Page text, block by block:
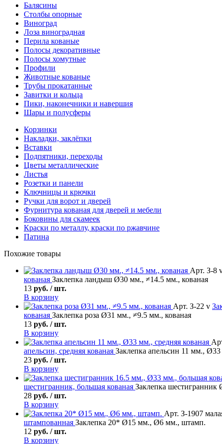
Балясины
Столбы опорные
Виноград
Лоза виноградная
Перила кованые
Полосы декоративные
Полосы хомутные
Профили
Животные кованые
Трубы прокатанные
Завитки и кольца
Пики, наконечники и навершия
Шары и полусферы
Корзинки
Накладки, заклёпки
Вставки
Подпятники, переходы
Цветы металлические
Листья
Розетки и панели
Ключницы и крючки
Ручки для ворот и дверей
Фурнитура кованая для дверей и мебели
Боковины для скамеек
Краски по металлу, краски по ржавчине
Патина
Похожие товары
Арт. З-8
кованая Заклепка ландыш Ø30 мм., ≠14.5 мм., кованая
13 руб. / шт.
В корзину
Арт. З-22 v
кованая Заклепка роза Ø31 мм., ≠9.5 мм., кованая
13 руб. / шт.
В корзину
апельсин, средняя кованая Заклепка апельсин 11 мм.,
23 руб. / шт.
В корзину
шестигранник, большая кованая Заклепка
28 руб. / шт.
В корзину
Арт. З-1907
штампованная Заклепка 20* Ø15 мм., Ø6 мм., штамп.
12 руб. / шт.
В корзину